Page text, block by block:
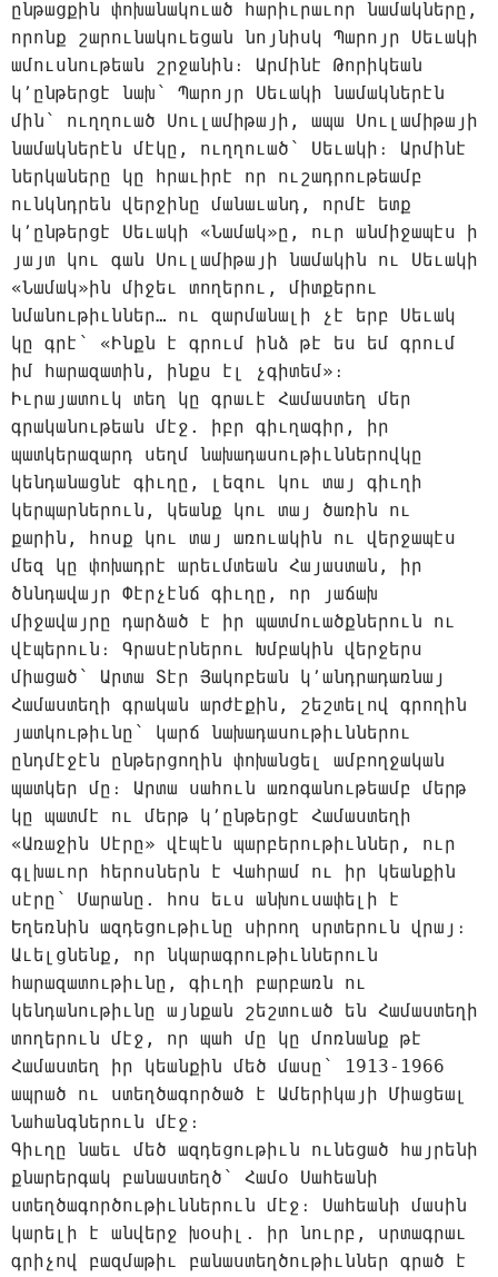
ընթացքին փոխանակուած հարիւրաւոր նամակները,
որոնք շարունակուեցան նոյնիսկ Պարոյր Սեւակի
ամուսնութեան շրջանին։ Արմինէ Թորիկեան
կ՚ընթերցէ նախ՝ Պարոյր Սեւակի նամակներէն
մին՝ ուղղուած Սուլամիթայի, ապա Սուլամիթայի
նամակներէն մէկը, ուղղուած՝ Սեւակի։ Արմինէ
ներկաները կը հրաւիրէ որ ուշադրութեամբ
ունկնդրեն վերջինը մանաւանդ, որմէ ետք
կ՚ընթերցէ Սեւակի «Նամակ»ը, ուր անմիջապէս ի
յայտ կու գան Սուլամիթայի նամակին ու Սեւակի
«Նամակ»ին միջեւ տողերու, միտքերու
նմանութիւններ… ու զարմանալի չէ երբ Սեւակ
կը գրէ՝ «Ինքն է գրում ինձ թէ ես եմ գրում
իմ հարազատին, ինքս էլ չգիտեմ»։
Իւրայատուկ տեղ կը գրաւէ Համաստեղ մեր
գրականութեան մէջ. իբր գիւղագիր, իր
պատկերազարդ սեղմ նախադասութիւններովկը
կենդանացնէ գիւղը, լեզու կու տայ գիւղի
կերպարներուն, կեանք կու տայ ծառին ու
քարին, հոսք կու տայ առուակին ու վերջապէս
մեզ կը փոխադրէ արեւմտեան Հայաստան, իր
ծննդավայր Փէրչէնճ գիւղը, որ յաճախ
միջավայրը դարձած է իր պատմուածքներուն ու
վէպերուն։ Գրասէրներու Խմբակին վերջերս
միացած՝ Արտա Տէր Յակոբեան կ՚անդրադառնայ
Համաստեղի գրական արժէքին, շեշտելով գրողին
յատկութիւնը՝ կարճ նախադասութիւններու
ընդմէջէն ընթերցողին փոխանցել ամբողջական
պատկեր մը։ Արտա սահուն առոգանութեամբ մերթ
կը պատմէ ու մերթ կ՚ընթերցէ Համաստեղի
«Առաջին Սէրը» վէպէն պարբերութիւններ, ուր
գլխաւոր հերոսներն է Վահրամ ու իր կեանքին
սէրը՝ Մարանը. հոս եւս անխուսափելի է
Եղեռնին ազդեցութիւնը սիրող սրտերուն վրայ։
Աւելցնենք, որ նկարագրութիւններուն
հարազատութիւնը, գիւղի բարբառն ու
կենդանութիւնը այնքան շեշտուած են Համաստեղի
տողերուն մէջ, որ պահ մը կը մոռնանք թէ
Համաստեղ իր կեանքին մեծ մասը՝ 1913-1966
ապրած ու ստեղծագործած է Ամերիկայի Միացեալ
Նահանգներուն մէջ։
Գիւղը նաեւ մեծ ազդեցութիւն ունեցած հայրենի
քնարերգակ բանաստեղծ՝ Համօ Սահեանի
ստեղծագործութիւններուն մէջ։ Սահեանի մասին
կարելի է անվերջ խօսիլ. իր նուրբ, սրտագրաւ
գրիչով բազմաթիւ բանաստեղծութիւններ գրած է